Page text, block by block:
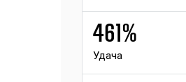
461%
Удача